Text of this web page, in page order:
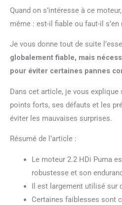
Quand on s’intéresse à ce moteur, la question est souvent la
même : est-il fiable ou faut-il s’en
Je vous donne tout de suite
globalement fiable, mais
pour éviter certaines pannes
Dans cet article, je vous explique ses caractéristiques, ses
points forts, ses défauts et les
éviter les mauvaises surprises.
Résumé de l’article :
Le moteur 2.2 HDi Puma est réputé pour sa
robustesse et son
Il est largement utilisé
Certaines faiblesses sont connues, notamment sur